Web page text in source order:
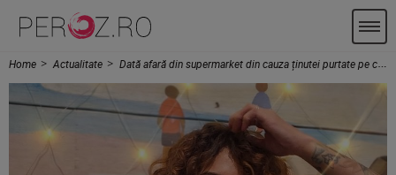
Home Actualitate Dată afară din supermarket din cauza ținutei purtate pe caniculă: "Am fost șocată". Explicația agentului de pază a stârnit revoltă